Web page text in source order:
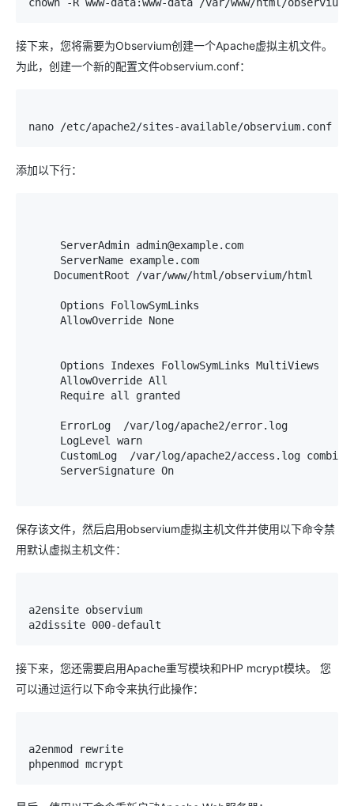
接下来，您将需要为Observium创建一个Apache虚拟主机文件。
为此，创建一个新的配置文件observium.conf：
nano /etc/apache2/sites-available/observium. conf
添加以下行：
ServerAdmin admin@example. com
ServerName example. com
DocumentRoot
/var/www/html /observium/html
Options
FollowSymLinks
AllowOverride None
Options Indexes FollowSymLinks MultiViews
AllowOverride All
Require all granted
ErrorLog /var/log/apache2/error. log
LogLevel
warn
CustomLog
/var/log/apache2/access . log
ServerSignature On
保存该文件，然后启用observium虚拟主机文件并使用以下命令禁
用默认虚拟主机文件：
a2ensite observium
a2dissite 000-default
接下来，您还需要启用Apache重写模块和PHP mcrypt模块。 您
可以通过运行以下命令来执行此操作：
a2enmod rewrite
phpenmod mcrypt